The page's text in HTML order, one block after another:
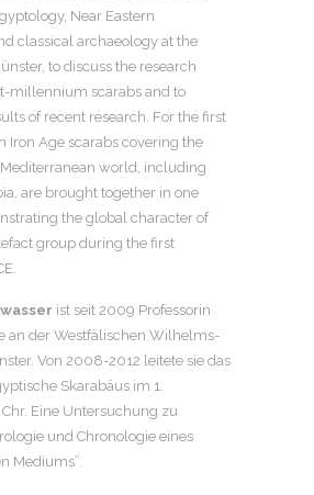
Near Eastern
classical archaeology at the
to discuss the research
millennium scarabs and to
of recent research. For the first
Iron Age scarabs covering the
world, including
are brought together in one
the global character of
group during the first
ist seit 2009 Professorin
an der Westfälischen Wilhelms-
Von 2008-2012 leitete sie das
Skarabäus im 1.
Eine Untersuchung zu
und Chronologie eines
Mediums”.